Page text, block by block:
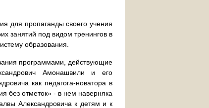
для пропаганды своего учения
занятий под видом тренингов в
образования.
программами, действующие
Амонашвили и его
как педагога-новатора в
без отметок» - в нем наверняка
Александровича к детям и к